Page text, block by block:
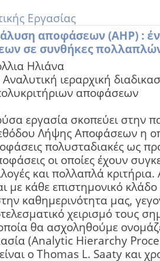
Εργασίας
αποφάσεων (AHP) :
σε συνθήκες
Ηλιάνα
Αναλυτική ιεραρχική
αποφάσεων
εργασία σκοπεύει στην
Λήψης Αποφάσεων η
πολυσταδιακές ως
οι οποίες έχουν
και πολλαπλά
με κάθε επιστημονικό κλάδο
καθημερινότητα μας,
χειρισμό τους
θα ασχοληθούμε
(Analytic Hierarchy
ο Thomas L. Saaty και